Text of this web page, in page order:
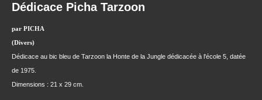
Dédicace Picha Tarzoon
par PICHA
(Divers)
Dédicace au bic bleu de Tarzoon la Honte de la Jungle dédicacée à l'école 5, datée
de 1975.
Dimensions : 21 x 29 cm.